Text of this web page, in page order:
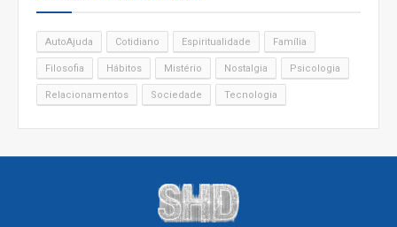
AutoAjuda Cotidiano Espiritualidade Família
Filosofia Hábitos Mistério Nostalgia Psicologia
Relacionamentos Sociedade Tecnologia